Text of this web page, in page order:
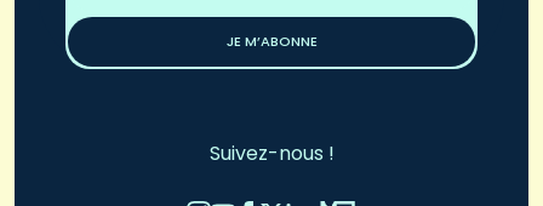
JE M’ABONNE
Suivez-nous !